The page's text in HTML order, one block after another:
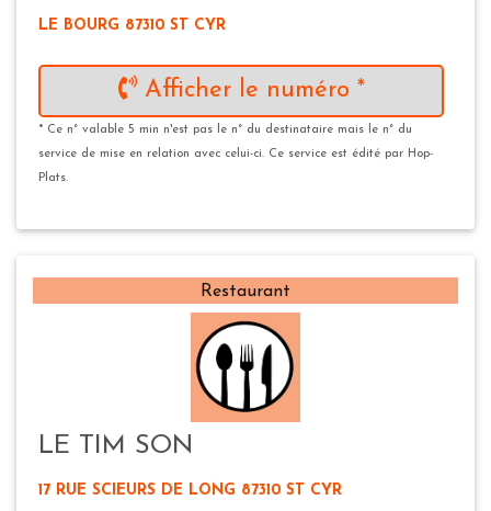
LE BOURG 87310 ST CYR
Afficher le numéro *
* Ce n° valable 5 min n'est pas le n° du destinataire mais le n° du
service de mise en relation avec celui-ci. Ce service est édité par Hop-
Plats.
Restaurant
LE TIM SON
17 RUE SCIEURS DE LONG 87310 ST CYR